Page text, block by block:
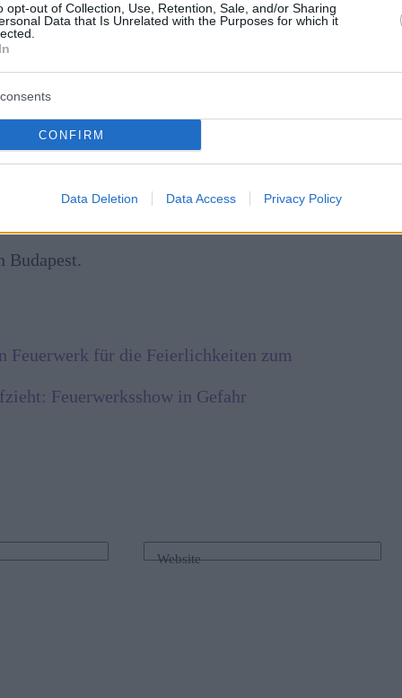
opt-out of Collection, Use, Retention, Sale, and/or Sharing
Data that Is Unrelated with the Purposes for which it
CONFIRM
Data Deletion Data Access Privacy Policy
Schutz in einem überdachten Bereich, je nach
zu starten”, postete Zoltán Kovács kurz vor
am Feuerwerk vom 20. August aufkommen
angekündigt wurde.
Budapest.
Feuerwerk für die Feierlichkeiten zum
Feuerwerksshow in Gefahr
Website